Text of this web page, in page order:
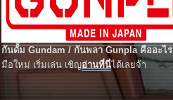
กันดั้ม Gundam / กันพลา Gunpla คืออะไ
มือใหม่ เริ่มเล่น เชิญอ่านที่นี่ได้เลยจ้า